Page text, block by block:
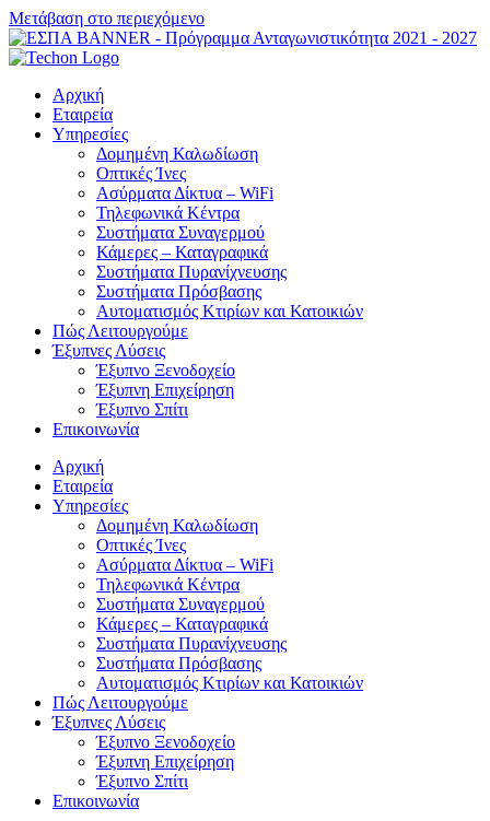
Μετάβαση στο περιεχόμενο
Αρχική
Εταιρεία
Υπηρεσίες
Δομημένη Καλωδίωση
Οπτικές Ίνες
Ασύρματα Δίκτυα – WiFi
Τηλεφωνικά Κέντρα
Συστήματα Συναγερμού
Κάμερες – Καταγραφικά
Συστήματα Πυρανίχνευσης
Συστήματα Πρόσβασης
Αυτοματισμός Κτιρίων και Κατοικιών
Πώς Λειτουργούμε
Έξυπνες Λύσεις
Έξυπνο Ξενοδοχείο
Έξυπνη Επιχείρηση
Έξυπνο Σπίτι
Επικοινωνία
Αρχική
Εταιρεία
Υπηρεσίες
Δομημένη Καλωδίωση
Οπτικές Ίνες
Ασύρματα Δίκτυα – WiFi
Τηλεφωνικά Κέντρα
Συστήματα Συναγερμού
Κάμερες – Καταγραφικά
Συστήματα Πυρανίχνευσης
Συστήματα Πρόσβασης
Αυτοματισμός Κτιρίων και Κατοικιών
Πώς Λειτουργούμε
Έξυπνες Λύσεις
Έξυπνο Ξενοδοχείο
Έξυπνη Επιχείρηση
Έξυπνο Σπίτι
Επικοινωνία